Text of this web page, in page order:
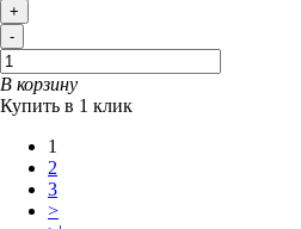
+
-
В корзину
Купить в 1 клик
1
2
3
>